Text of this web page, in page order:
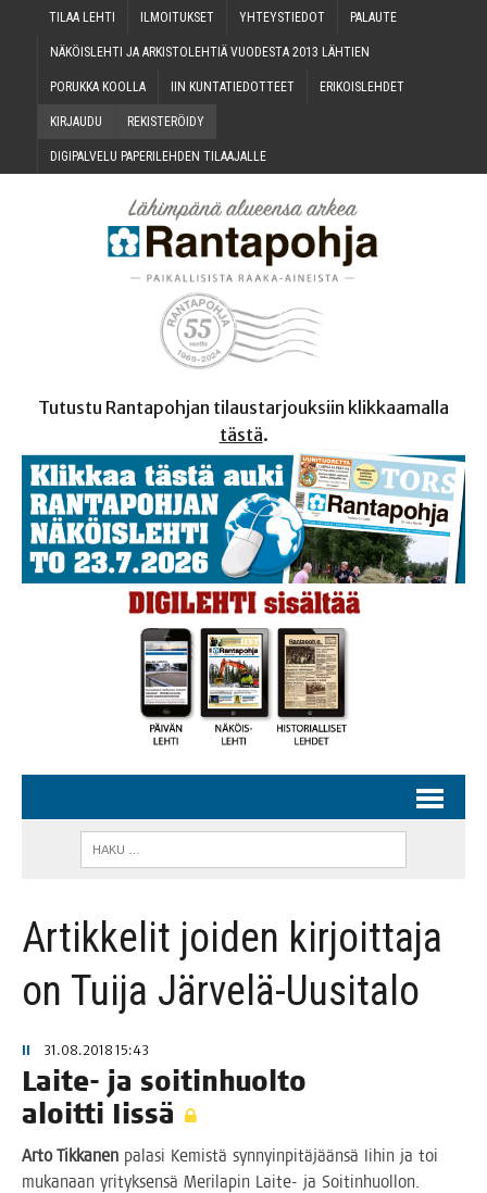
TILAA LEH­TI ILMOI­TUK­SET YHTEYS­TIE­DOT PALAU­TE
NÄKÖIS­LEH­TI JA ARKIS­TO­LEH­TIÄ VUO­DES­TA 2013 LÄHTIEN
PORUK­KA KOOLLA IIN KUN­TA­TIE­DOT­TEET ERI­KOIS­LEH­DET
KIR­JAU­DU REKIS­TE­RÖI­DY
DIGI­PAL­VE­LU PAPE­RI­LEH­DEN TILAAJALLE
Tutustu Rantapohjan tilaustarjouksiin klikkaamalla
tästä.
Artikkelit joiden kirjoittaja
on Tuija Järvelä-Uusitalo
II 31.08.2018 15:43
Lai­te- ja soi­tin­huol­to
aloit­ti Iissä
Arto Tik­ka­nen pala­si Kemis­tä syn­nyin­pi­tä­jään­sä Iihin ja toi
muka­naan yri­tyk­sen­sä Meri­la­pin Lai­te- ja Soi­tin­huol­lon.